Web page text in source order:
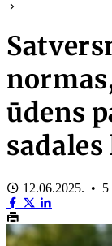
ūdens
12.06.2025. •